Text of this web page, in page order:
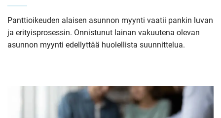
Panttioikeuden alaisen asunnon myynti vaatii pankin luvan
ja erityisprosessin. Onnistunut lainan vakuutena olevan
asunnon myynti edellyttää huolellista suunnittelua.